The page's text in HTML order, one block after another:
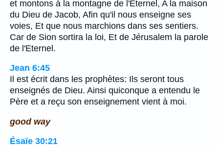
et montons à la montagne de l'Eternel, A la maison
du Dieu de Jacob, Afin qu'il nous enseigne ses
voies, Et que nous marchions dans ses sentiers.
Car de Sion sortira la loi, Et de Jérusalem la parole
de l'Eternel.
Jean 6:45
Il est écrit dans les prophètes: Ils seront tous
enseignés de Dieu. Ainsi quiconque a entendu le
Père et a reçu son enseignement vient à moi.
good way
Ésaïe 30:21